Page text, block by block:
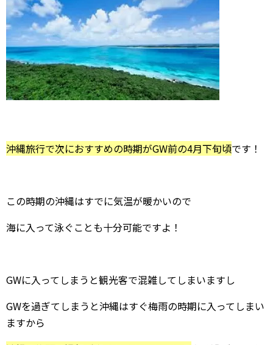
沖縄旅行で次におすすめの時期がGW前の4月下旬頃です！
この時期の沖縄はすでに気温が暖かいので
海に入って泳ぐことも十分可能ですよ！
GWに入ってしまうと観光客で混雑してしまいますし
GWを過ぎてしまうと沖縄はすぐ梅雨の時期に入ってしまい
ますから